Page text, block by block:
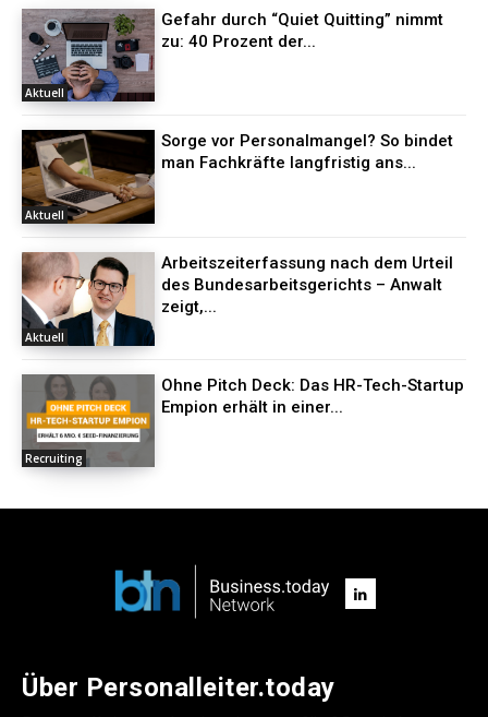
Aktuell
Gefahr durch “Quiet Quitting” nimmt
zu: 40 Prozent der...
Aktuell
Sorge vor Personalmangel? So bindet
man Fachkräfte langfristig ans...
Aktuell
Arbeitszeiterfassung nach dem Urteil
des Bundesarbeitsgerichts – Anwalt
zeigt,...
Recruiting
Ohne Pitch Deck: Das HR-Tech-Startup
Empion erhält in einer...
Über Personalleiter.today